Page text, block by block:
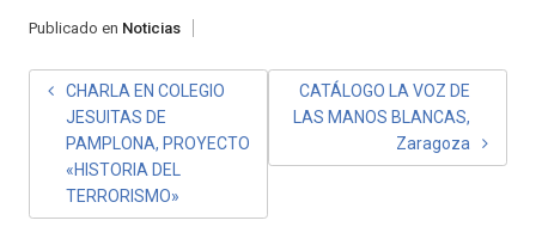
Publicado en Noticias
NAVEGACIÓN
ENTRADAS
CHARLA EN COLEGIO
JESUITAS DE
PAMPLONA, PROYECTO
«HISTORIA DEL
TERRORISMO»
CATÁLOGO LA VOZ DE
LAS MANOS BLANCAS,
Zaragoza